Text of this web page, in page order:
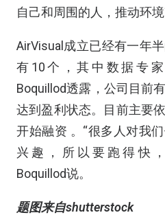
自己和周围的人，推动环境
AirVisual成立已经有一年
有10个，其中数据专
Boquillod透露，公司目前
达到盈利状态。目前主要
开始融资 。“很多人对我
兴趣，所以要跑得快
Boquillod说。
题图来自shutterstock